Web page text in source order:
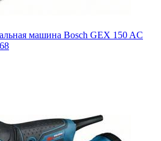
машина Bosch GEX 150 AC